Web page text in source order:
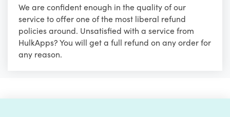
We are confident enough in the quality of our
service to offer one of the most liberal refund
policies around. Unsatisfied with a service from
HulkApps? You will get a full refund on any order for
any reason.